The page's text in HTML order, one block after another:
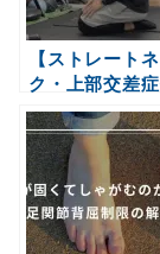
【ストレート
ク・上部交差
群】首が前に
まっている場
因と修正方法